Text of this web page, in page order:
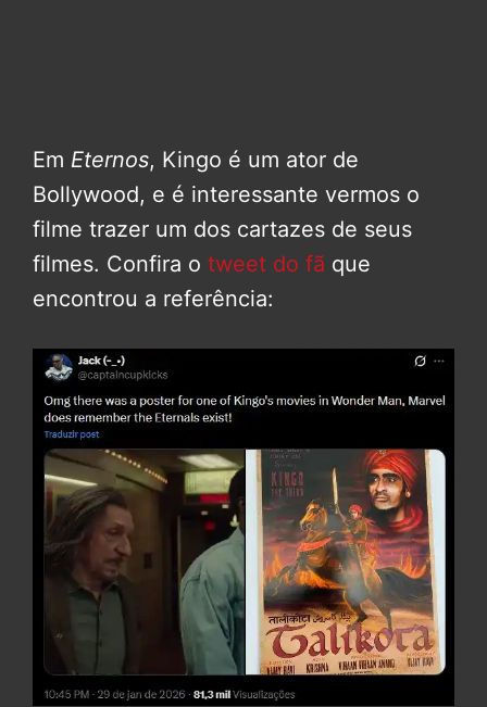
Em Eternos, Kingo é um ator de
Bollywood, e é interessante vermos o
filme trazer um dos cartazes de seus
filmes. Confira o tweet do fã que
encontrou a referência: